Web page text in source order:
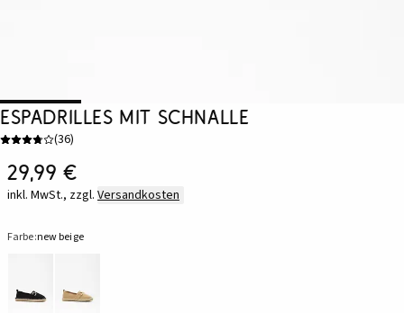
Espadrilles mit Schnalle
(36)
29,99 €
inkl. MwSt., zzgl. Versandkosten
Farbe:new beige